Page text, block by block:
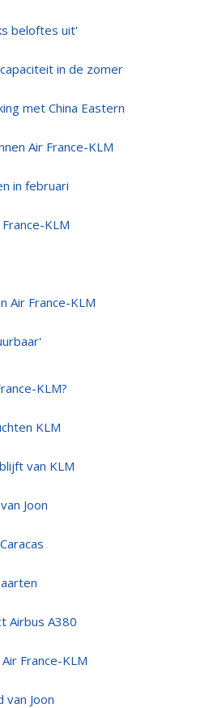
beloftes uit'
in de zomer
met China Eastern
Air France-KLM
in februari
KLM
Air France-KLM
KLM?
KLM
van KLM
Joon
Airbus A380
France-KLM
van Joon